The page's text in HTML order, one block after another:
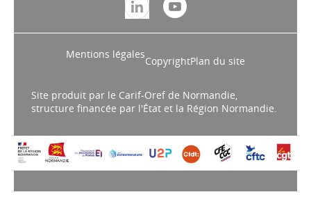
Mentions légales
CopyrightPlan du site
Site produit par le Carif-Oref de Normandie,
structure financée par l'État et la Région Normandie.